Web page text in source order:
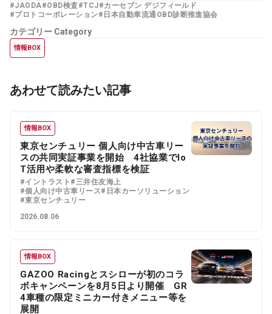
#JAODA#OBD検査#TCJ#カーセブン デジフィールド
#プロトコーポレーション#日本自動車流通OBD診断推進協会
カテゴリー Category
情報BOX
あわせて読みたい記事
情報BOX
東京センチュリー 個人向け中古車リー
スの共同実証事業を開始 4社協業でIo
T活用や柔軟な審査指標を検証
#イントラスト #三井住友海上
#個人向け中古車リース#日本カーソリューション
#東京センチュリー
2026.08.06
情報BOX
GAZOO Racingとスシローが初のコラ
ボキャンペーンを8月5日より開催 GR
4車種の限定ミニカー付きメニュー等を
展開